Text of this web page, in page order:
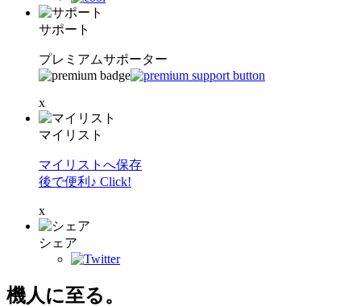
サポート
プレミアムサポーター
x
マイリスト
マイリストへ保存
後で便利♪ Click!
x
シェア
機人に至る。